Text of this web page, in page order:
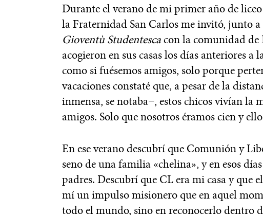
Durante el verano de mi primer año de
la Fraternidad San Carlos me invitó, junto a
Gioventù Studentescacon la comunidad de
acogieron en sus casas los días anteriores a
como si fuésemos amigos, solo porque
vacaciones constaté que, a pesar de la
inmensa, se notaba−, estos chicos vivían la
amigos. Solo que nosotros éramos cien y
En ese verano descubrí que Comunión y
seno de una familia «chelina», y en esos
padres. Descubrí que CL era mi casa y que
mí un impulso misionero que en aquel
todo el mundo, sino en reconocerlo dentro